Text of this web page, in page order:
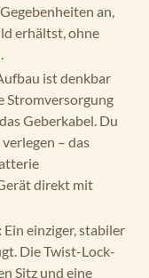
an,
erhältst, ohne
ist denkbar
Stromversorgung
Geberkabel. Du
– das
direkt mit
Ein einziger, stabiler
Die Twist-Lock-
Sitz und eine